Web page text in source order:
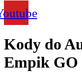
Kody do
Empik GO